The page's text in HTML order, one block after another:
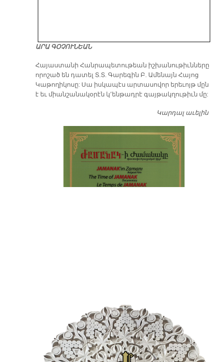
ԱՐԱ ԳՕՉՈՒՆԵԱՆ
​Հայաստանի Հանրապետութեան իշխանութիւնները
որոշած են դատել Տ.Տ. Գարեգին Բ. Ամենայն Հայոց
Կաթողիկոսը: Սա իսկապէս արտասովոր երեւոյթ մըն
է եւ միանշանակօրէն կ՚ենթադրէ գայթակղութիւն մը:
Կարդալ աւելին